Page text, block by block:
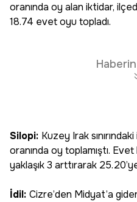
oranında oy alan iktidar,
18.74 evet oyu topladı.
Silopi: Kuzey Irak
oranında oy toplamıştı.
yaklaşık 3 arttırarak
İdil: Cizre’den Midyat’a